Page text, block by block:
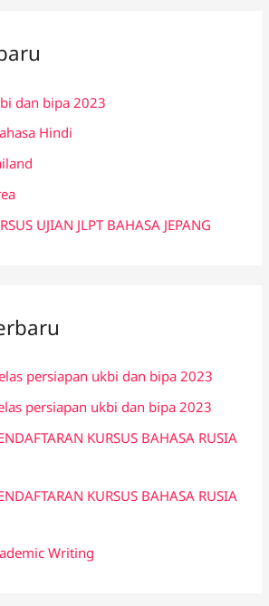
dan bipa 2023
Hindi
UJIAN JLPT BAHASA JEPANG
persiapan ukbi dan bipa 2023
persiapan ukbi dan bipa 2023
KURSUS BAHASA RUSIA
KURSUS BAHASA RUSIA
Writing